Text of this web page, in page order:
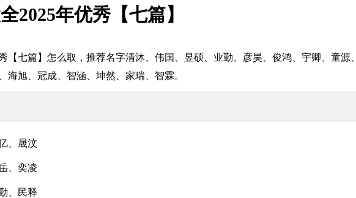
2025年优秀【七篇】
【七篇】怎么取，推荐名字清沐、伟国、昱硕、业勤、彦昊、俊鸿、宇卿、童源、
海旭、冠成、智涵、坤然、家瑞、智霖。
、晟汶
、奕凌
、民释